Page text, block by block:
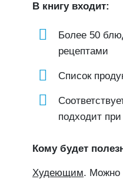
В книгу входит:
Более 50
рецептами
Список
подходит
Кому будет
Худеющим. Можно